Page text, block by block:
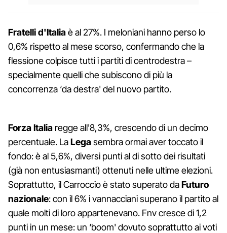
Fratelli d'Italiaè al 27%. I meloniani hanno perso lo
0,6% rispetto al mese scorso, confermando che la
flessione colpisce tutti i partiti di centrodestra –
specialmente quelli che subiscono di più la
concorrenza ‘da destra' del nuovo partito.
Forza Italia regge all'8,3%, crescendo di un decimo
percentuale. LaLegasembra ormai aver toccato il
fondo: è al 5,6%, diversi punti al di sotto dei risultati
(già non entusiasmanti) ottenuti nelle ultime elezioni.
Soprattutto, il Carroccio è stato superato daFuturo
nazionale: con il 6% i vannacciani superano il partito al
quale molti di loro appartenevano. Fnv cresce di 1,2
punti in un mese: un ‘boom' dovuto soprattutto ai voti